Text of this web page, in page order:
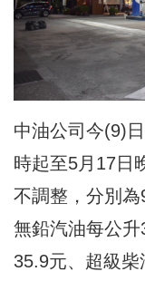
中油公司今(9)
時起至5月17日
不調整，分別
無鉛汽油每公
35.9元、超級柴